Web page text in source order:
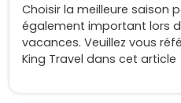
Choisir la meilleure saison
également important lors
vacances. Veuillez vous
King Travel dans cet article